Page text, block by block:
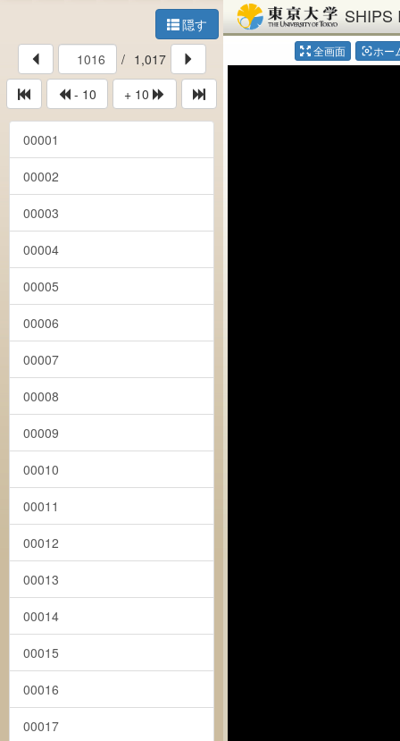
隠す
/ 1,017
- 10
+ 10
00001
00002
00003
00004
00005
00006
00007
00008
00009
00010
00011
00012
00013
00014
00015
00016
00017
SHIPS
全画面 center_focus_weakホー